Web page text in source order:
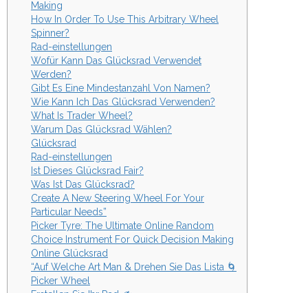
Making
How In Order To Use This Arbitrary Wheel
Spinner?
Rad-einstellungen
Wofür Kann Das Glücksrad Verwendet
Werden?
Gibt Es Eine Mindestanzahl Von Namen?
Wie Kann Ich Das Glücksrad Verwenden?
What Is Trader Wheel?
Warum Das Glücksrad Wählen?
Glücksrad
Rad-einstellungen
Ist Dieses Glücksrad Fair?
Was Ist Das Glücksrad?
Create A New Steering Wheel For Your
Particular Needs”
Picker Tyre: The Ultimate Online Random
Choice Instrument For Quick Decision Making
Online Glücksrad
“Auf Welche Art Man & Drehen Sie Das Lista 🌀
Picker Wheel